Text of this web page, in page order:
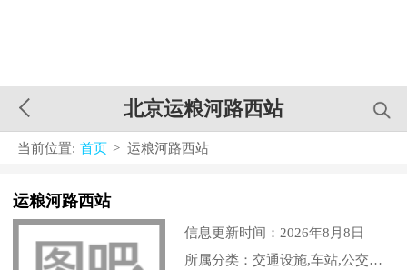
北京运粮河路西站
当前位置: 首页 > 运粮河路西站
运粮河路西站
信息更新时间：2026年8月8日
所属分类：交通设施,车站,公交车站